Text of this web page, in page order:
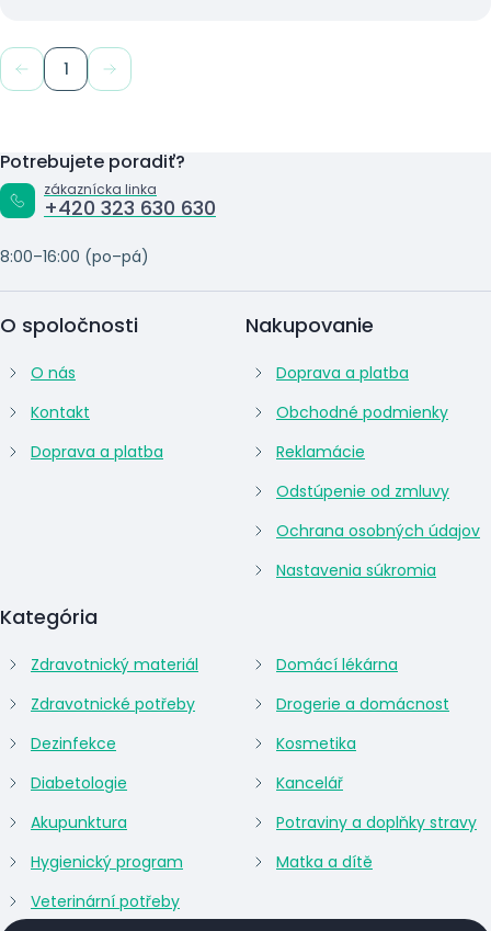
1
Potrebujete poradiť?
zákaznícka linka
+420 323 630 630
8:00–16:00 (po–pá)
O spoločnosti
O nás
Kontakt
Doprava a platba
Kategória
Zdravotnický materiál
Zdravotnické potřeby
Dezinfekce
Diabetologie
Akupunktura
Hygienický program
Veterinární potřeby
Domácí lékárna
Drogerie a domácnost
Kosmetika
Kancelář
Potraviny a doplňky stravy
Matka a dítě
Nakupovanie
Doprava a platba
Obchodné podmienky
Reklamácie
Odstúpenie od zmluvy
Ochrana osobných údajov
Nastavenia súkromia